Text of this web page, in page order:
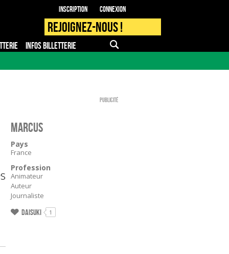
Inscription Connexion
Rejoignez-nous !
INFOS BILLETTERIE APPLI MOBILE
Publicité
Marcus
Pays
France
Profession
Animateur
Auteur
Journaliste
Daisuki 1